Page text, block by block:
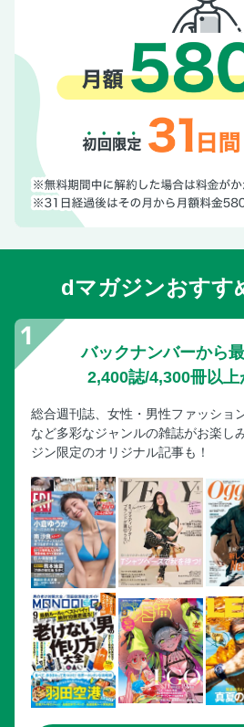
野島慎一郎の激ウマ!! バカレシピ
【広告】グランドジャンプ
七瀬なな 7月21日（火）待ちに待
発売予定！
【広告】鏡 リュウジ／東畑 開人
占いと心理学の対話』
【広告】吉川 永青『黒い肌のサ
日々』
エロのミカタ／安田理央
骨しゃぶりの『〇〇の文化史』ぜん
ピエール瀧の「萌え萌やしソバ探
“本”人襲撃
インプレ！【拡大版／ドイツ現地
ニュルブルクリンク24時間レース
韓国国立中央博物館「世界3位に大
江夏豊のアウトロー野球論
ドーピングOK!!“ステロイド五輪”の
がまがしい闇「エンハンスト・ゲー
見る
《いざ決戦！北中米 W杯》「(CB
されるならば死ぬ気でやる」サッ
「やるよ、俺は！」板倉 滉特別編
《いざ決戦！北中米 W杯》堂安 律
のは俺しかいない。日本を優勝さ
次号予告＆アンケート
溝端葵 待望の1st写真集『あおいま
（金）に発売予定!!
週プレNo.24＆25 今週の中身です!!
dマガジンおすす
バックナンバーから
2,400誌/4,300冊以上
総合週刊誌、女性・男性ファッショ
など多彩なジャンルの雑誌がお楽し
ジン限定のオリジナル記事も！